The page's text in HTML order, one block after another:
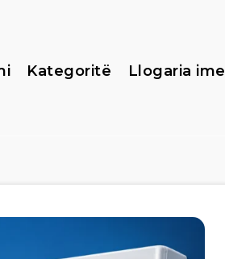
Kategoritë Llogaria ime